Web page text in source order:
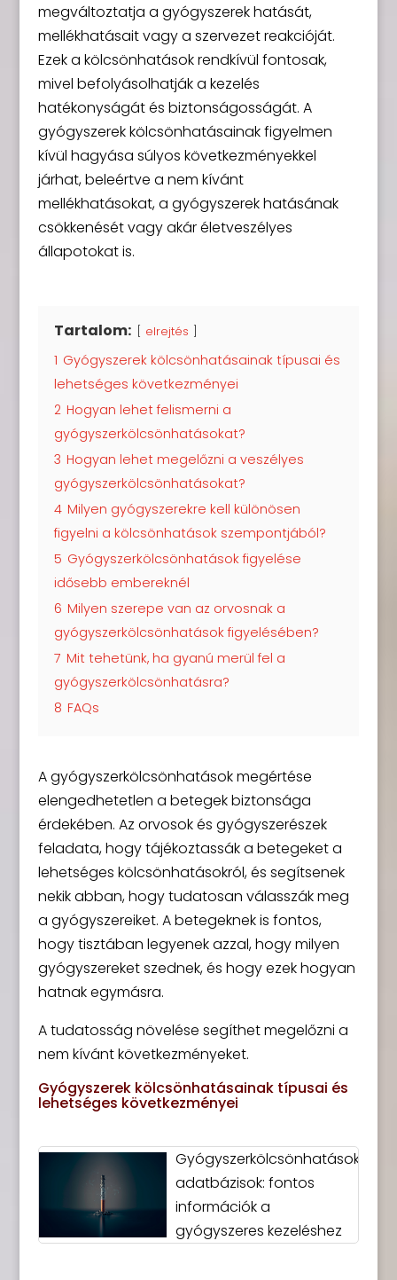
megváltoztatja a gyógyszerek hatását,
mellékhatásait vagy a szervezet reakcióját.
Ezek a kölcsönhatások rendkívül fontosak,
mivel befolyásolhatják a kezelés
hatékonyságát és biztonságosságát. A
gyógyszerek kölcsönhatásainak figyelmen
kívül hagyása súlyos következményekkel
járhat, beleértve a nem kívánt
mellékhatásokat, a gyógyszerek hatásának
csökkenését vagy akár életveszélyes
állapotokat is.
Tartalom: elrejtés
1 Gyógyszerek kölcsönhatásainak típusai és
lehetséges következményei
2 Hogyan lehet felismerni a
gyógyszerkölcsönhatásokat?
3 Hogyan lehet megelőzni a veszélyes
gyógyszerkölcsönhatásokat?
4 Milyen gyógyszerekre kell különösen
figyelni a kölcsönhatások szempontjából?
5 Gyógyszerkölcsönhatások figyelése
idősebb embereknél
6 Milyen szerepe van az orvosnak a
gyógyszerkölcsönhatások figyelésében?
7 Mit tehetünk, ha gyanú merül fel a
gyógyszerkölcsönhatásra?
8 FAQs
A gyógyszerkölcsönhatások megértése
elengedhetetlen a betegek biztonsága
érdekében. Az orvosok és gyógyszerészek
feladata, hogy tájékoztassák a betegeket a
lehetséges kölcsönhatásokról, és segítsenek
nekik abban, hogy tudatosan válasszák meg
a gyógyszereiket. A betegeknek is fontos,
hogy tisztában legyenek azzal, hogy milyen
gyógyszereket szednek, és hogy ezek hogyan
hatnak egymásra.
A tudatosság növelése segíthet megelőzni a
nem kívánt következményeket.
Gyógyszerek kölcsönhatásainak típusai és
lehetséges következményei
Gyógyszerkölcsönhatások
adatbázisok: fontos
információk a
gyógyszeres kezeléshez